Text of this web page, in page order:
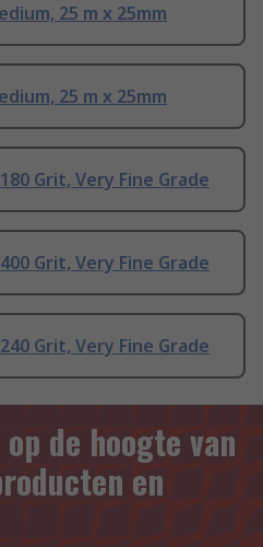
25 m x 25mm
25 m x 25mm
Grit, Very Fine Grade
Grit, Very Fine Grade
Grit, Very Fine Grade
de hoogte van
en